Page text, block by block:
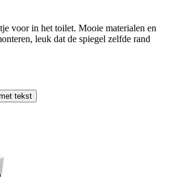
voor in het toilet. Mooie materialen en
leuk dat de spiegel zelfde rand
tekst